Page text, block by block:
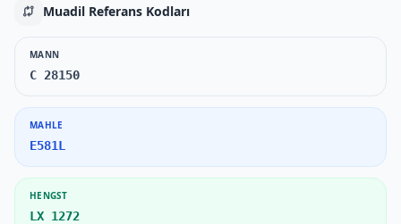
Muadil Referans Kodları
MANN
C 28150
MAHLE
E581L
HENGST
LX 1272